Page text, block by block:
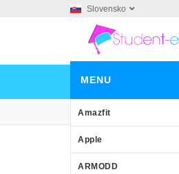
Slovensko
MENU
Amazfit
Apple
ARMODD